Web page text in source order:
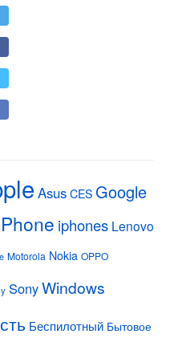
Asus CES Google
iphones Lenovo
Motorola Nokia OPPO
SonyWindows
Беспилотный Бытовое